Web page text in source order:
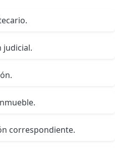
judicial.
correspondiente.